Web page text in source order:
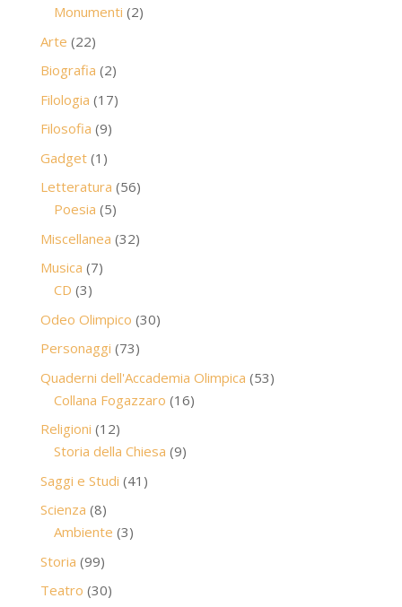
prodotti
Monumenti 22
Arte 2222
prodotti
Biografia 22
prodotti
Filologia 1717
Filosofia 99
Gadget 1 1
prodotto
Letteratura 5656
Poesia 55
prodotti
Miscellanea 3232
Musica 77
CD 33
prodotti
Odeo Olimpico 3030
Personaggi 7373
prodotti
Quaderni dell'Accademia Olimpica 5353
Collana Fogazzaro 1616
Religioni 1212
prodotti
Storia della Chiesa 99
Saggi e Studi 41 41
Scienza 88
prodotti
Ambiente 33
Storia 9999
prodotti
Teatro 3030